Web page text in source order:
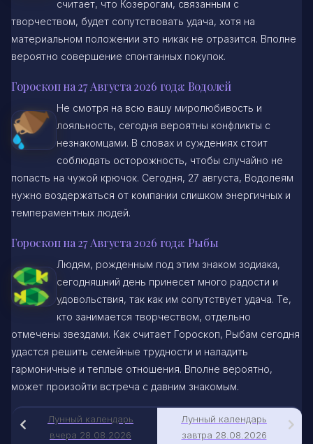
считает, что Козерогам, связанным с
творчеством, будет сопутствовать удача, хотя на
материальном положении это никак не отразится. Вполне
вероятно совершение спонтанных покупок.
Гороскоп на 27 Августа 2026 года: Водолей
Не смотря на всю вашу миролюбивость и
лояльность, сегодня вероятны конфликты с
незнакомцами. В словах и суждениях стоит
соблюдать осторожность, чтобы случайно не
попасть на чужой крючок. Сегодня, 27 августа, Водолеям
нужно воздержаться от компании слишком энергичных и
темпераментных людей.
Гороскоп на 27 Августа 2026 года: Рыбы
Людям, рожденным под этим знаком зодиака,
сегодняшний день принесет много радости и
удовольствия, так как им сопутствует удача. Те,
кто занимается творчеством, отдельно
отмечены звездами. Как считает Гороскоп, Рыбам сегодня
удастся решить семейные трудности и наладить
гармоничные и теплые отношения. Вполне вероятно,
может произойти встреча с давним знакомым.
Лунный календарь
завтра 28.08.2026
Лунный календарь
вчера 28.08.2026